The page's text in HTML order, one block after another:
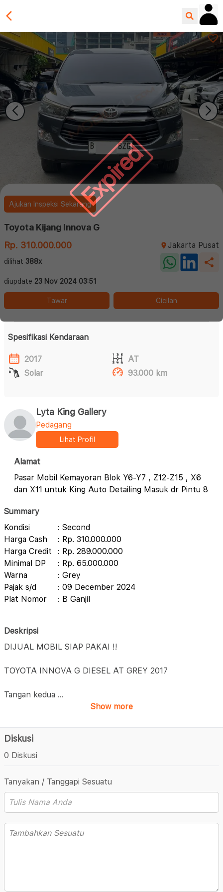
Expired
Ajukan Inspeksi Sekarang
Toyota Kijang Innova G
Rp. 310.000.000
Jakarta Pusat
dilihat 388x
diupdate 23 Nov 2024 03:51
Tawar Cicilan
Spesifikasi Kendaraan
2017
AT
Solar
93.000 km
Lyta King Gallery
Pedagang
Lihat Profil
Alamat
Pasar Mobil Kemayoran Blok Y6-Y7 , Z12-Z15 , X6
dan X11 untuk King Auto Detailing Masuk dr Pintu 8
Summary
Kondisi
: Second
Harga Cash
: Rp. 310.000.000
Harga Credit
: Rp. 289.000.000
Minimal DP
: Rp. 65.000.000
Warna
: Grey
Pajak s/d
: 09 December 2024
Plat Nomor
: B Ganjil
Deskripsi
DIJUAL MOBIL SIAP PAKAI !!
TOYOTA INNOVA G DIESEL AT GREY 2017
Tangan kedua ...
Show more
Diskusi
0 Diskusi
Tanyakan / Tanggapi Sesuatu